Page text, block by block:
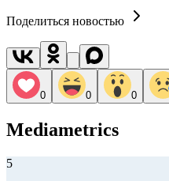
Поделиться новостью
0 0 0
Mediametrics
5